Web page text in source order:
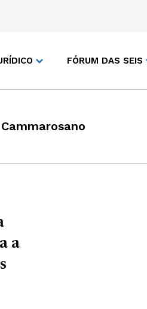
FÓRUM DAS SEIS
a